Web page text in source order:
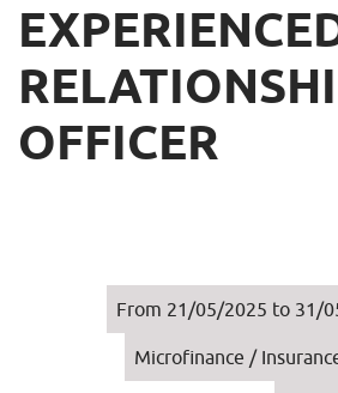
OFFICER
From 21/05/2025 to 31/
Microfinance /